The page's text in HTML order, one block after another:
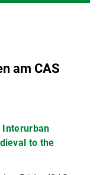
am CAS
Interurban
to the